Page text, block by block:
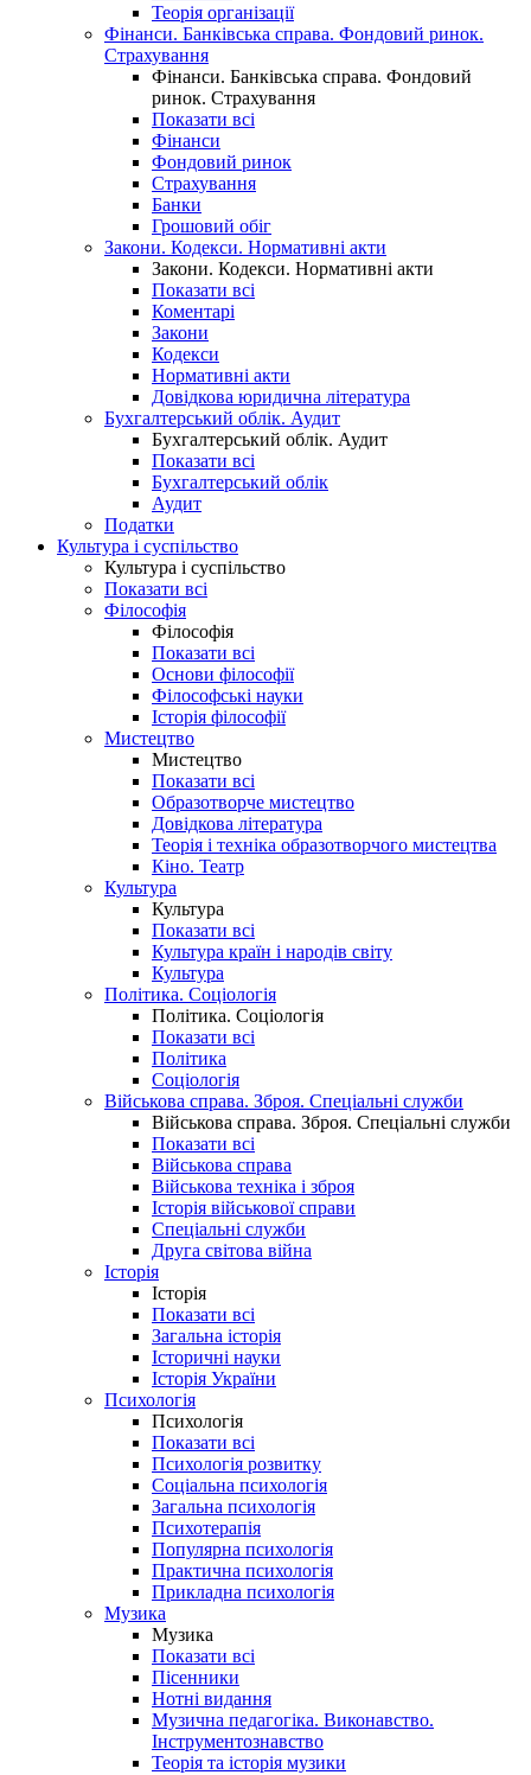
Теорія організації
Фінанси. Банківська справа. Фондовий ринок.
Страхування
Фінанси. Банківська справа. Фондовий
ринок. Страхування
Показати всі
Фінанси
Фондовий ринок
Страхування
Банки
Грошовий обіг
Закони. Кодекси. Нормативні акти
Закони. Кодекси. Нормативні акти
Показати всі
Коментарі
Закони
Кодекси
Нормативні акти
Довідкова юридична література
Бухгалтерський облік. Аудит
Бухгалтерський облік. Аудит
Показати всі
Бухгалтерський облік
Аудит
Податки
Культура і суспільство
Культура і суспільство
Показати всі
Філософія
Філософія
Показати всі
Основи філософії
Філософські науки
Історія філософії
Мистецтво
Мистецтво
Показати всі
Образотворче мистецтво
Довідкова література
Теорія і техніка образотворчого мистецтва
Кіно. Театр
Культура
Культура
Показати всі
Культура країн і народів світу
Культура
Політика. Соціологія
Політика. Соціологія
Показати всі
Політика
Соціологія
Військова справа. Зброя. Спеціальні служби
Військова справа. Зброя. Спеціальні служби
Показати всі
Військова справа
Військова техніка і зброя
Історія військової справи
Спеціальні служби
Друга світова війна
Історія
Історія
Показати всі
Загальна історія
Історичні науки
Історія України
Психологія
Психологія
Показати всі
Психологія розвитку
Соціальна психологія
Загальна психологія
Психотерапія
Популярна психологія
Практична психологія
Прикладна психологія
Музика
Музика
Показати всі
Пісенники
Нотні видання
Музична педагогіка. Виконавство.
Інструментознавство
Теорія та історія музики